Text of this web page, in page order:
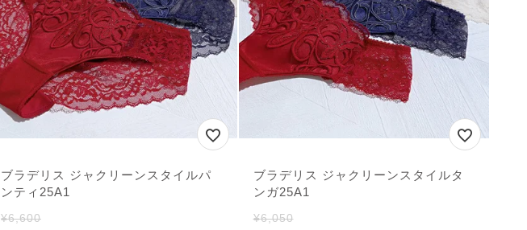
ブラデリス ジャクリーンスタイルパ
ンティ25A1
¥6,600
ブラデリス ジャクリーンスタイルタ
ンガ25A1
¥6,050